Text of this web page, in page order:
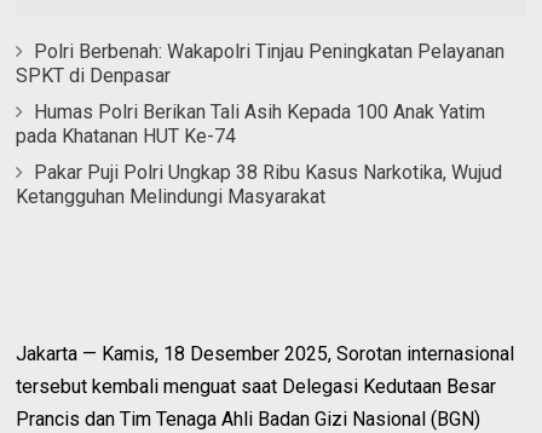
Polri Berbenah: Wakapolri Tinjau Peningkatan Pelayanan
SPKT di Denpasar
Humas Polri Berikan Tali Asih Kepada 100 Anak Yatim
pada Khatanan HUT Ke-74
Pakar Puji Polri Ungkap 38 Ribu Kasus Narkotika, Wujud
Ketangguhan Melindungi Masyarakat
Jakarta — Kamis, 18 Desember 2025, Sorotan internasional
tersebut kembali menguat saat Delegasi Kedutaan Besar
Prancis dan Tim Tenaga Ahli Badan Gizi Nasional (BGN)